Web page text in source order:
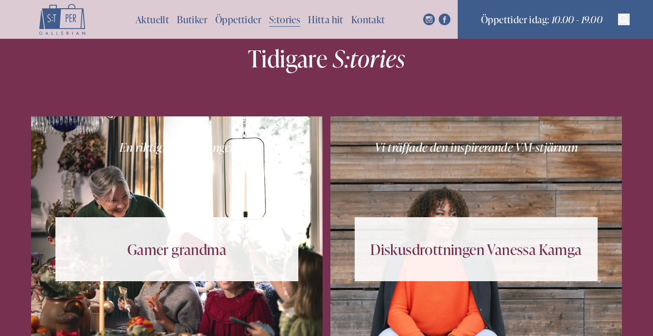
Aktuellt Butiker Öppettider S:tories Hitta hit Kontakt Öppettider idag:10.00 - 19.00
TidigareS:tories
En riktig game changer
Gamer grandma
Vi träffade den inspirerande VM-stjärnan
Diskusdrottningen Vanessa Kamga